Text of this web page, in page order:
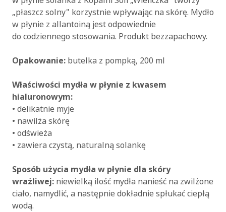
„płaszcz solny" korzystnie wpływając na skórę. Mydło
w płynie z allantoiną jest odpowiednie
do codziennego stosowania. Produkt bezzapachowy.
Opakowanie:butelka z pompką, 200 ml
Właściwości mydła w płynie z kwasem
hialuronowym:
• delikatnie myje
• nawilża skórę
• odświeża
• zawiera czystą, naturalną solankę
Sposób użycia mydła w płynie dla skóry
wrażliwej:niewielką ilość mydła nanieść na zwilżone
ciało, namydlić, a następnie dokładnie spłukać ciepłą
wodą.